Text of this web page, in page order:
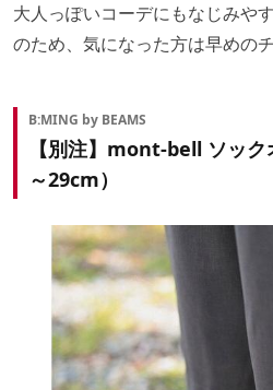
大人っぽいコーデにもなじみや
のため、気になった方は早めの
B:MING by BEAMS
【別注】mont-bell ソック
～29cm）